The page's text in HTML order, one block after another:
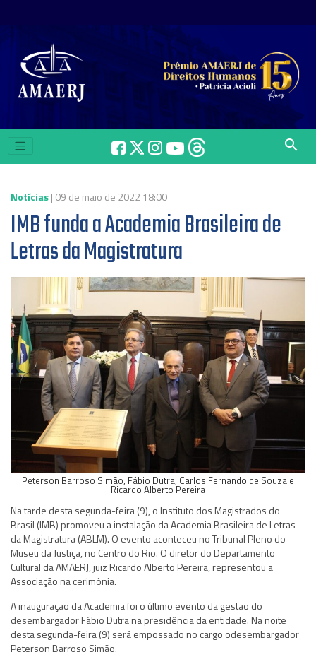
search
Notícias| 09 de maio de 2022 18:00
IMB funda a Academia Brasileira de
Letras da Magistratura
Peterson Barroso Simão, Fábio Dutra, Carlos Fernando de Souza e
Ricardo Alberto Pereira
Na tarde desta segunda-feira (9), o Instituto dos Magistrados do
Brasil (IMB) promoveu a instalação da Academia Brasileira de Letras
da Magistratura (ABLM). O evento aconteceu no Tribunal Pleno do
Museu da Justiça, no Centro do Rio. O diretor do Departamento
Cultural da AMAERJ, juiz Ricardo Alberto Pereira, representou a
Associação na cerimônia.
A inauguração da Academia foi o último evento da gestão do
desembargador Fábio Dutra na presidência da entidade. Na noite
desta segunda-feira (9) será empossado no cargo odesembargador
Peterson Barroso Simão.